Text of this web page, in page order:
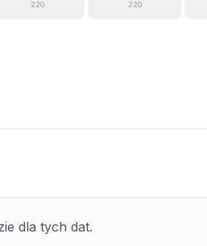
220 220
dla tych dat.